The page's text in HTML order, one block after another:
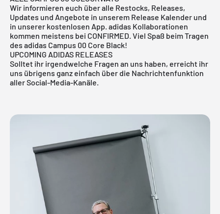
Wir informieren euch über alle Restocks, Releases,
Updates und Angebote in unserem Release Kalender und
in unserer kostenlosen App. adidas Kollaborationen
kommen meistens bei CONFIRMED. Viel Spaß beim Tragen
des adidas Campus 00 Core Black!
UPCOMING ADIDAS RELEASES
Solltet ihr irgendwelche Fragen an uns haben, erreicht ihr
uns übrigens ganz einfach über die Nachrichtenfunktion
aller Social-Media-Kanäle.